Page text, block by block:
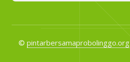
© pintarbersamaprobolinggo.org